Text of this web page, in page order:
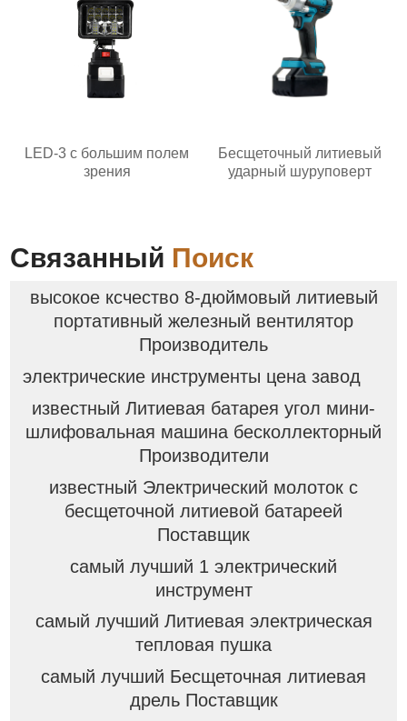
LED-3 с большим полем
зрения
Бесщеточный литиевый
ударный шуруповерт
Связанный Поиск
высокое ксчество 8-дюймовый литиевый
портативный железный вентилятор
Производитель
электрические инструменты цена завод
известный Литиевая батарея угол мини-
шлифовальная машина бесколлекторный
Производители
известный Электрический молоток с
бесщеточной литиевой батареей
Поставщик
самый лучший 1 электрический
инструмент
самый лучший Литиевая электрическая
тепловая пушка
самый лучший Бесщеточная литиевая
дрель Поставщик